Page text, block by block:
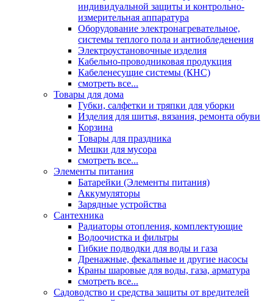
индивидуальной защиты и контрольно-
измерительная аппаратура
Оборудование электронагревательное,
системы теплого пола и антиобледенения
Электроустановочные изделия
Кабельно-проводниковая продукция
Кабеленесущие системы (КНС)
смотреть все...
Товары для дома
Губки, салфетки и тряпки для уборки
Изделия для шитья, вязания, ремонта обуви
Корзина
Товары для праздника
Мешки для мусора
смотреть все...
Элементы питания
Батарейки (Элементы питания)
Аккумуляторы
Зарядные устройства
Сантехника
Радиаторы отопления, комплектующие
Водоочистка и фильтры
Гибкие подводки для воды и газа
Дренажные, фекальные и другие насосы
Краны шаровые для воды, газа, арматура
смотреть все...
Садоводство и средства защиты от вредителей